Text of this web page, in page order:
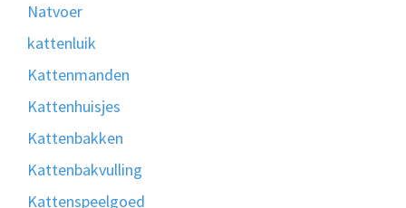
Natvoer
kattenluik
Kattenmanden
Kattenhuisjes
Kattenbakken
Kattenbakvulling
Kattenspeelgoed